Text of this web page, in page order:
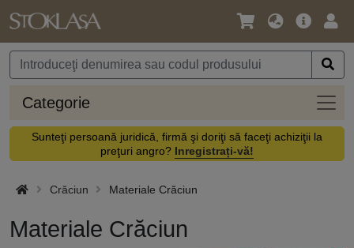
Limbă
Monedă
Meniul
Categorie
Sunteţi persoană juridică, firmă şi doriţi să faceţi achiziţii la
preţuri angro? Inregistrați-vă!
Crăciun Materiale Crăciun
Materiale Crăciun